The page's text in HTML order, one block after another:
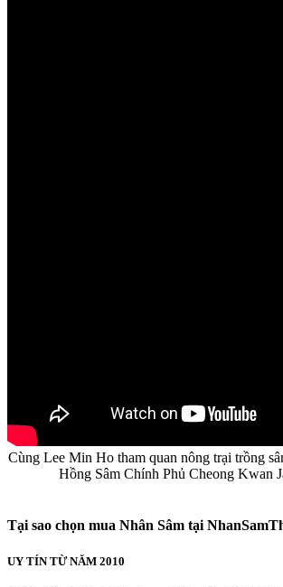
Cùng Lee Min Ho tham quan nông trại trồng
Hồng Sâm Chính Phủ Cheong Kwan
Tại sao chọn mua Nhân Sâm tại
UY TÍN TỪ NĂM 2010